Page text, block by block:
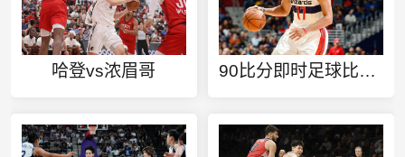
哈登vs浓眉哥 90比分即时足球比分localpc端